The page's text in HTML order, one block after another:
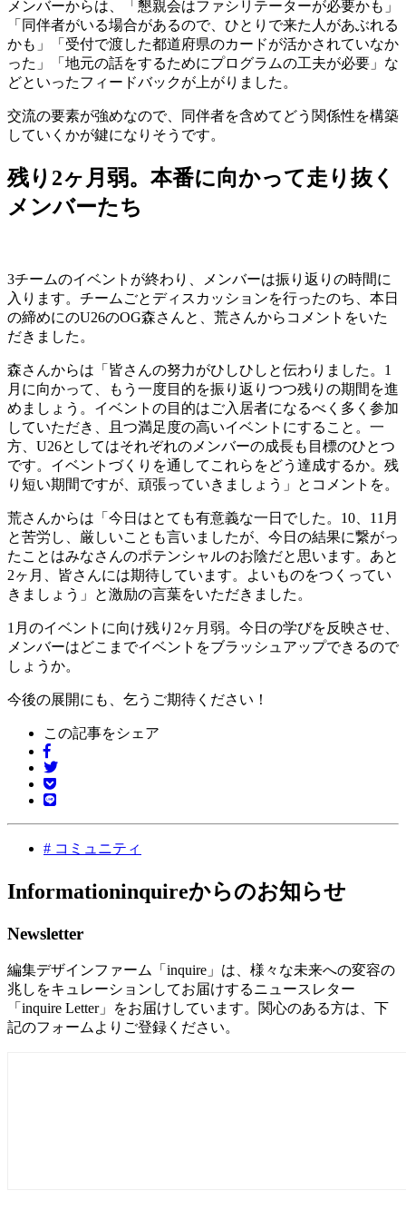
メンバーからは、「懇親会はファシリテーターが必要かも」
「同伴者がいる場合があるので、ひとりで来た人があぶれる
かも」「受付で渡した都道府県のカードが活かされていなか
った」「地元の話をするためにプログラムの工夫が必要」な
どといったフィードバックが上がりました。
交流の要素が強めなので、同伴者を含めてどう関係性を構築
していくかが鍵になりそうです。
残り2ヶ月弱。本番に向かって走り抜く
メンバーたち
3チームのイベントが終わり、メンバーは振り返りの時間に
入ります。チームごとディスカッションを行ったのち、本日
の締めにのU26のOG森さんと、荒さんからコメントをいた
だきました。
森さんからは「皆さんの努力がひしひしと伝わりました。1
月に向かって、もう一度目的を振り返りつつ残りの期間を進
めましょう。イベントの目的はご入居者になるべく多く参加
していただき、且つ満足度の高いイベントにすること。一
方、U26としてはそれぞれのメンバーの成長も目標のひとつ
です。イベントづくりを通してこれらをどう達成するか。残
り短い期間ですが、頑張っていきましょう」とコメントを。
荒さんからは「今日はとても有意義な一日でした。10、11月
と苦労し、厳しいことも言いましたが、今日の結果に繋がっ
たことはみなさんのポテンシャルのお陰だと思います。あと
2ヶ月、皆さんには期待しています。よいものをつくってい
きましょう」と激励の言葉をいただきました。
1月のイベントに向け残り2ヶ月弱。今日の学びを反映させ、
メンバーはどこまでイベントをブラッシュアップできるので
しょうか。
今後の展開にも、乞うご期待ください！
この記事をシェア
# コミュニティ
Informationinquireからのお知らせ
Newsletter
編集デザインファーム「inquire」は、様々な未来への変容の
兆しをキュレーションしてお届けするニュースレター
「inquire Letter」をお届けしています。関心のある方は、下
記のフォームよりご登録ください。